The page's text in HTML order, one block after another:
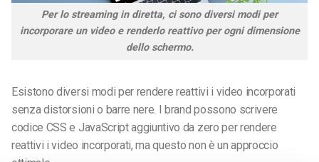
Per lo streaming in diretta, ci sono diversi modi per
incorporare un video e renderlo reattivo per ogni dimensione
dello schermo.
Esistono diversi modi per rendere reattivi i video incorporati
senza distorsioni o barre nere. I brand possono scrivere
codice CSS e JavaScript aggiuntivo da zero per rendere
reattivi i video incorporati, ma questo non è un approccio